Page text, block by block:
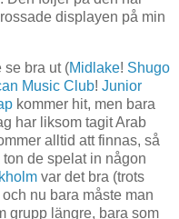
displayen på min
se bra ut (Midlake! Shugo
Music Club! Junior
kommer hit, men bara
har liksom tagit Arab
alltid att finnas, så
de spelat in någon
var det bra (trots
nu bara måste man
grupp längre, bara som